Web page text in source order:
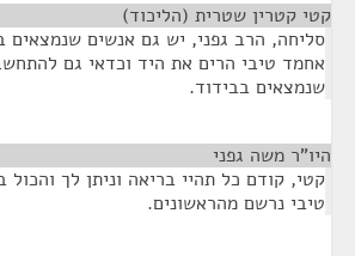
קטי קטרין שטרית (הליכוד)
סליחה, הרב גפני, יש גם אנשים שנמצאים
אחמד טיבי הרים את היד וכדאי גם
שנמצאים בבידוד.
היו"ר משה גפני
קטי, קודם כל תהיי בריאה וניתן לך
טיבי נרשם מהראשונים.